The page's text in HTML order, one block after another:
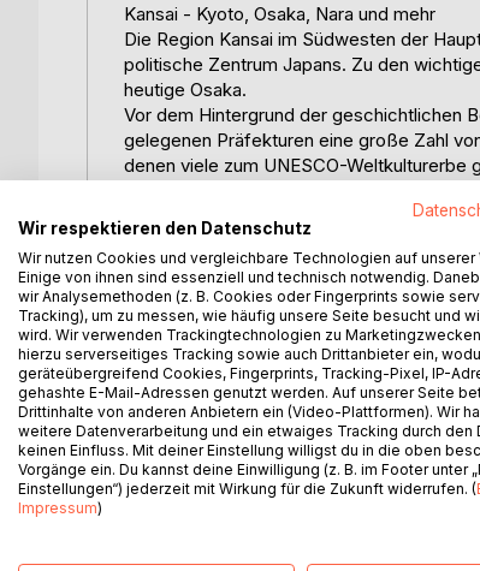
Kansai - Kyoto, Osaka, Nara und mehr
Die Region Kansai im Südwesten der
politische Zentrum Japans. Zu den
heutige Osaka.
Vor dem Hintergrund der geschichtlichen
gelegenen Präfekturen eine große Zahl
denen viele zum UNESCO-Weltkulturerbe
Der Autor entführt Sie mit diesem
vielen bekannten Highlights eine Reihe
Kulturgütern auch pulsierende Städte und
Pilgerwegen im südlichen Teil der Kii-
san, einer der heiligsten Stätten des
Mehr als 260 größtenteils farbige
Eindruck des Reisegebietes. Landes- und
der Ziele helfen bei der Reiseplanung und
Weg mit Google Maps zu finden.
Das E-Book im PDF-Format ist
Sprungmarken vom und zum
Schaltflächen und erleichtern so das
Mobilgeräte und ermöglicht unterwegs
Sie suchen Inspirationen für Ihren
Wir respektieren den Datenschutz
Wir nutzen Cookies und vergleichbare Technologien auf unserer
Einige von ihnen sind essenziell und technisch notwendig.
wir Analysemethoden (z. B. Cookies oder Fingerprints sowie
Tracking), um zu messen, wie häufig unsere Seite besucht und
wird. Wir verwenden Trackingtechnologien zu
hierzu serverseitiges Tracking sowie auch Drittanbieter ein,
geräteübergreifend Cookies, Fingerprints, Tracking-Pixel, IP-
gehashte E-Mail-Adressen genutzt werden. Auf unserer Seite
Drittinhalte von anderen Anbietern ein (Video-Plattformen). Wir
weitere Datenverarbeitung und ein etwaiges Tracking durch den
keinen Einfluss. Mit deiner Einstellung willigst du in die oben
Vorgänge ein. Du kannst deine Einwilligung (z. B. im Footer unter
Einstellungen“) jederzeit mit Wirkung für die Zukunft widerrufen. (
Impressum)